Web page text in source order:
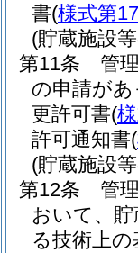
書(様式第
(貯蔵施設
第11条
管
の申請が
更許可書(
許可通知書(
(貯蔵施設
第12条
管
おいて、
る技術上